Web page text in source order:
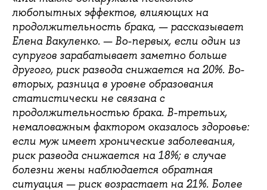
любопытных эффектов, влияющих на
продолжительность брака, — рассказывает
Елена Вакуленко. — Во-первых, если один из
супругов зарабатывает заметно больше
другого, риск развода снижается на 20%. Во-
вторых, разница в уровне образования
статистически не связана с
продолжительностью брака. В-третьих,
немаловажным фактором оказалось здоровье:
если муж имеет хронические заболевания,
риск развода снижается на 18%; в случае
болезни жены наблюдается обратная
ситуация — риск возрастает на 21%. Более